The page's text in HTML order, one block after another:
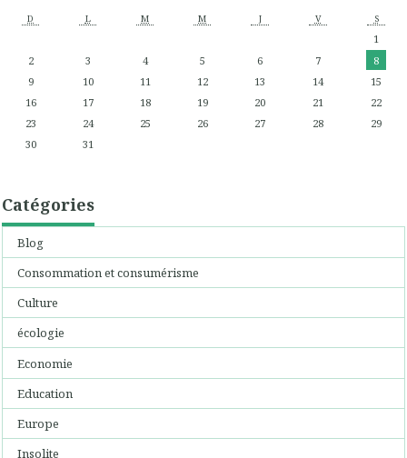
D L M M J V S
1
2
3 4 5 6 7
8
9
10 11 12 13 14
15
16
17 18 19 20 21
22
23
24 25 26 27 28
29
30
31
Catégories
Blog
Consommation et consumérisme
Culture
écologie
Economie
Education
Europe
Insolite